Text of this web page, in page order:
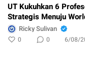
UT Kukuhkan 6
Strategis Menuju
Ricky Sulivan
0 0 6/08/